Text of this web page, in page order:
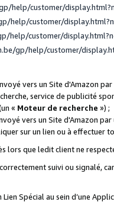
help/customer/
help/customer/
help/customer/
gp/help/customer/
vers un Site d'Amazon
service de publicité
« Moteur de recherche ») ;
vers un Site d'Amazon
sur un lien ou à
lors que ledit client ne
suivi ou signalé,
Spécial au sein d’une